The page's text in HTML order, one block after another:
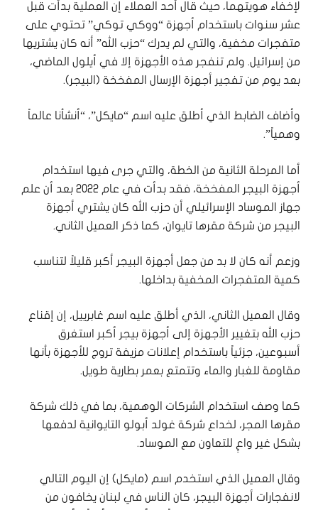
لإخفاء هويتهما، حيث قال أحد العملاء إن العملية بدأت قبل
عشر سنوات باستخدام أجهزة “ووكي توكي” تحتوي على
متفجرات مخفية، والتي لم يدرك “حزب الله” أنه كان يشتريها
من إسرائيل. ولم تنفجر هذه الأجهزة إلا في أيلول الماضي،
بعد يوم من تفجير أجهزة الإرسال المفخخة (البيجر).
وأضاف الضابط الذي أطلق عليه اسم “مايكل”، “أنشأنا عالماً
وهمياً”.
أما المرحلة الثانية من الخطة، والتي جرى فيها استخدام
أجهزة البيجر المفخخة، فقد بدأت في عام 2022 بعد أن علم
جهاز الموساد الإسرائيلي أن حزب الله كان يشتري أجهزة
البيجر من شركة مقرها تايوان، كما ذكر العميل الثاني.
وزعم أنه كان لا بد من جعل أجهزة البيجر أكبر قليلاً لتناسب
كمية المتفجرات المخفية بداخلها.
وقال العميل الثاني، الذي أطلق عليه اسم غابرييل، إن إقناع
حزب الله بتغيير الأجهزة إلى أجهزة بيجر أكبر استغرق
أسبوعين، جزئياً باستخدام إعلانات مزيفة تروج للأجهزة بأنها
مقاومة للغبار والماء وتتمتع بعمر بطارية طويل.
كما وصف استخدام الشركات الوهمية، بما في ذلك شركة
مقرها المجر، لخداع شركة غولد أبولو التايوانية لدفعها
بشكل غير واعٍ للتعاون مع الموساد.
وقال العميل الذي استخدم اسم (مايكل) إن اليوم التالي
لانفجارات أجهزة البيجر، كان الناس في لبنان يخافون من